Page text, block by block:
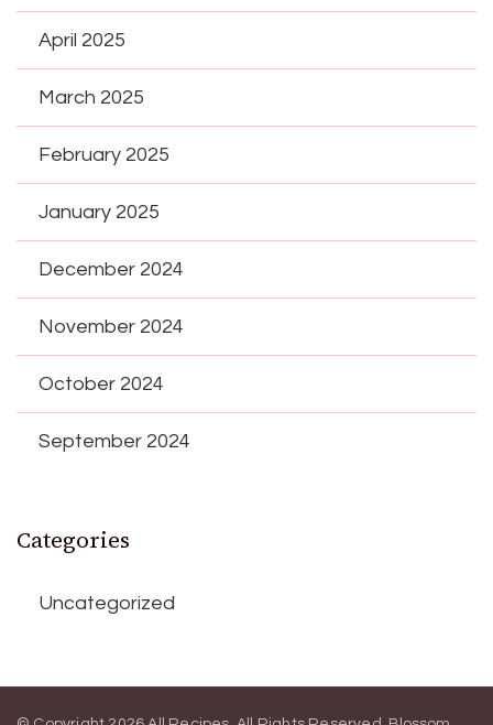
April 2025
March 2025
February 2025
January 2025
December 2024
November 2024
October 2024
September 2024
Categories
Uncategorized